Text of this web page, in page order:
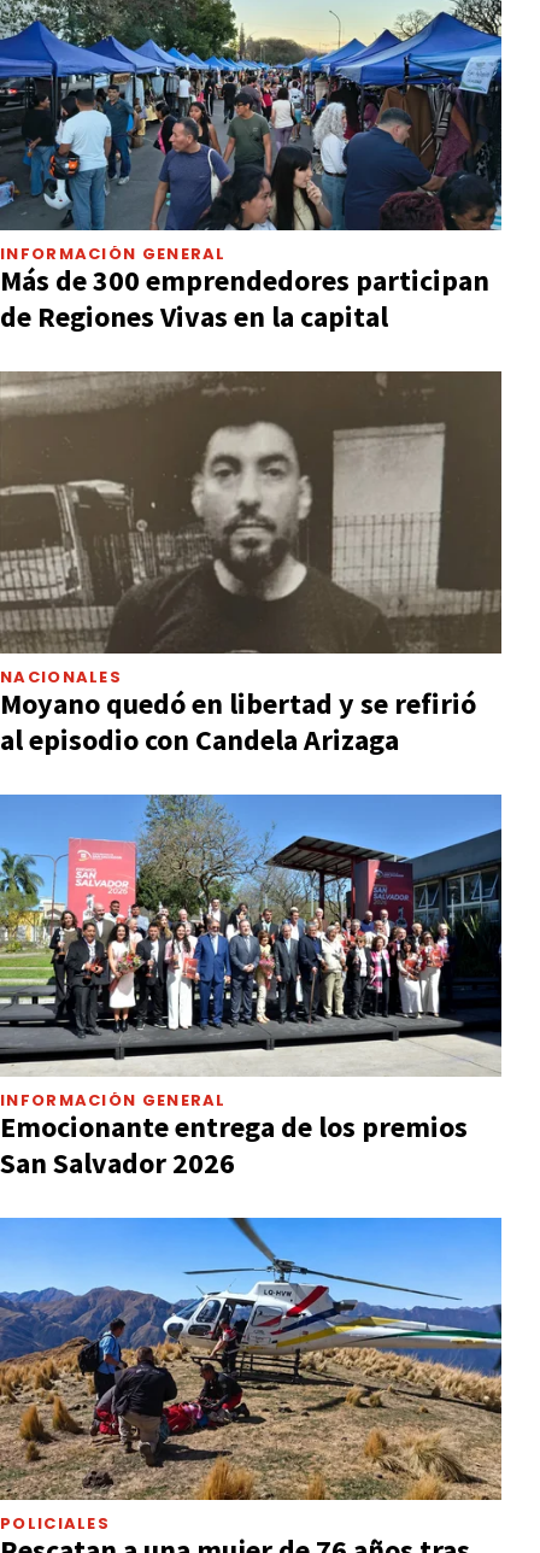
INFORMACIÓN GENERAL
Más de 300 emprendedores participan
de Regiones Vivas en la capital
NACIONALES
Moyano quedó en libertad y se refirió
al episodio con Candela Arizaga
INFORMACIÓN GENERAL
Emocionante entrega de los premios
San Salvador 2026
POLICIALES